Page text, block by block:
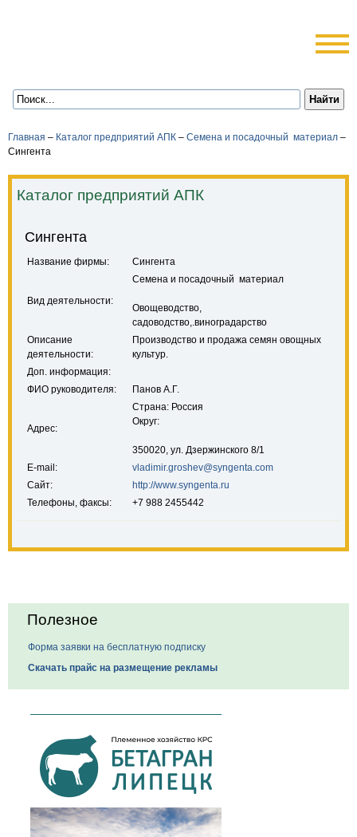
Главная – Каталог предприятий АПК – Семена и посадочный материал –
Сингента
Каталог предприятий АПК
Сингента
Название фирмы: Сингента
Вид деятельности:
Семена и посадочный материал
Овощеводство,
садоводство,.виноградарство
Описание
деятельности:
Производство и продажа семян овощных
культур.
Доп. информация:
ФИО руководителя:
Панов А.Г.
Адрес:
Страна: Россия
Округ:
350020, ул. Дзержинского 8/1
E-mail:
vladimir.groshev@syngenta.com
Сайт:
http://www.syngenta.ru
Телефоны, факсы:
+7 988 2455442
Полезное
Форма заявки на бесплатную подписку
Скачать прайс на размещение рекламы